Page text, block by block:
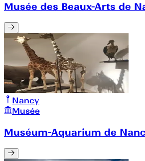
Musée des Beaux-Arts de
Nancy
Musée
Muséum-Aquarium de